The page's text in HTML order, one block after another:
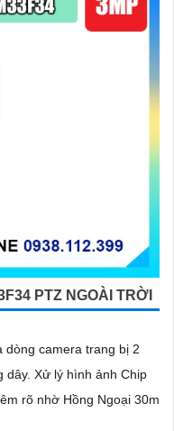
PTZ NGOÀI TRỜI
dòng camera trang bị 2
dây. Xử lý hình ảnh Chip
rõ nhờ Hồng Ngoại 30m